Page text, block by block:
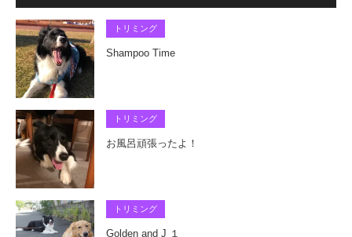
トリミング
Shampoo Time
トリミング
お風呂頑張ったよ！
トリミング
Golden and J １